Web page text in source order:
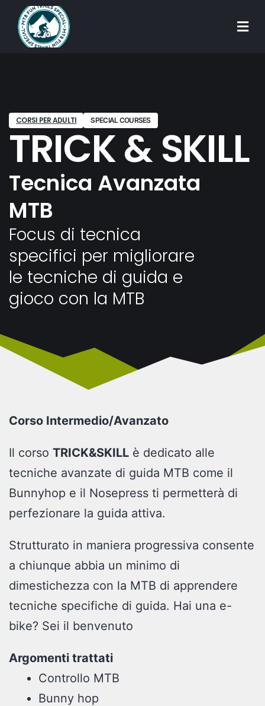
TRICK & SKILL
CORSI PER ADULTI SPECIAL COURSES
Tecnica Avanzata
MTB
Focus di tecnica
specifici per migliorare
le tecniche di guida e
gioco con la MTB
Corso Intermedio/Avanzato
Il corso TRICK&SKILL è dedicato alle
tecniche avanzate di guida MTB come il
Bunnyhop e il Nosepress ti permetterà di
perfezionare la guida attiva.
Strutturato in maniera progressiva consente
a chiunque abbia un minimo di
dimestichezza con la MTB di apprendere
tecniche specifiche di guida. Hai una e-
bike? Sei il benvenuto
Argomenti trattati
Controllo MTB
Bunny hop